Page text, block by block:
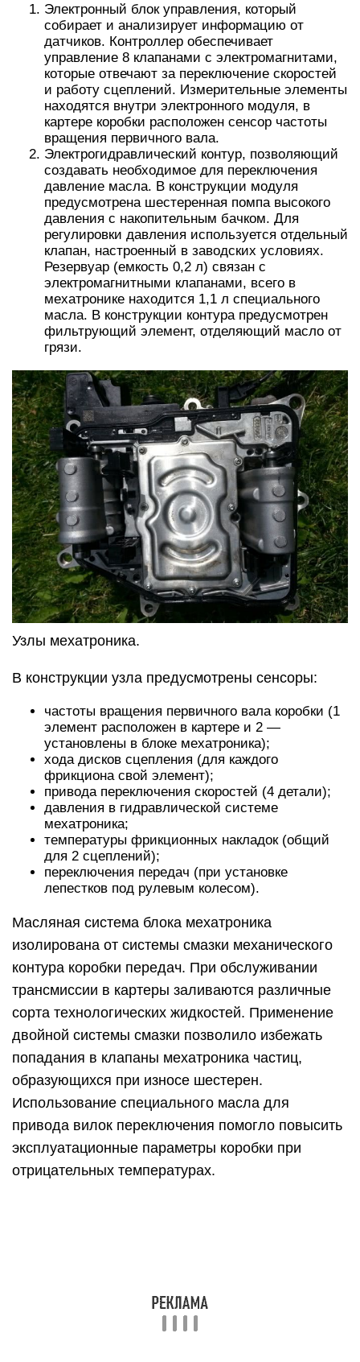
Электронный блок управления, который
собирает и анализирует информацию от
датчиков. Контроллер обеспечивает
управление 8 клапанами с электромагнитами,
которые отвечают за переключение скоростей
и работу сцеплений. Измерительные элементы
находятся внутри электронного модуля, в
картере коробки расположен сенсор частоты
вращения первичного вала.
Электрогидравлический контур, позволяющий
создавать необходимое для переключения
давление масла. В конструкции модуля
предусмотрена шестеренная помпа высокого
давления с накопительным бачком. Для
регулировки давления используется отдельный
клапан, настроенный в заводских условиях.
Резервуар (емкость 0,2 л) связан с
электромагнитными клапанами, всего в
мехатронике находится 1,1 л специального
масла. В конструкции контура предусмотрен
фильтрующий элемент, отделяющий масло от
грязи.
Узлы мехатроника.
В конструкции узла предусмотрены сенсоры:
частоты вращения первичного вала коробки (1
элемент расположен в картере и 2 —
установлены в блоке мехатроника);
хода дисков сцепления (для каждого
фрикциона свой элемент);
привода переключения скоростей (4 детали);
давления в гидравлической системе
мехатроника;
температуры фрикционных накладок (общий
для 2 сцеплений);
переключения передач (при установке
лепестков под рулевым колесом).
Масляная система блока мехатроника
изолирована от системы смазки механического
контура коробки передач. При обслуживании
трансмиссии в картеры заливаются различные
сорта технологических жидкостей. Применение
двойной системы смазки позволило избежать
попадания в клапаны мехатроника частиц,
образующихся при износе шестерен.
Использование специального масла для
привода вилок переключения помогло повысить
эксплуатационные параметры коробки при
отрицательных температурах.